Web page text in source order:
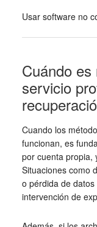
Usar software no
Cuándo
servicio
Cuando los
funcionan, es
por cuenta propia,
Situaciones como
o pérdida de
intervención de